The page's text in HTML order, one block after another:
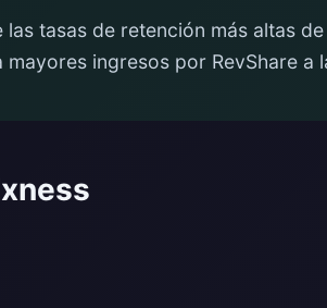
las tasas de retención más altas
ingresos por RevShare a